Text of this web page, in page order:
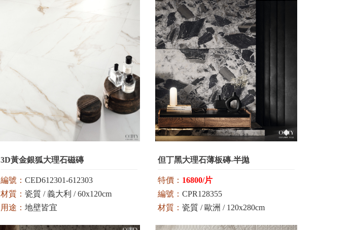
3D黃金銀狐大理石磁磚
編號： CED612301-612303
材質： 瓷質 / 義大利 / 60x120cm
用途： 地壁皆宜
但丁黑大理石薄板磚-半拋
特價： 16800/片
編號： CPR128355
材質： 瓷質 / 歐洲 / 120x280cm